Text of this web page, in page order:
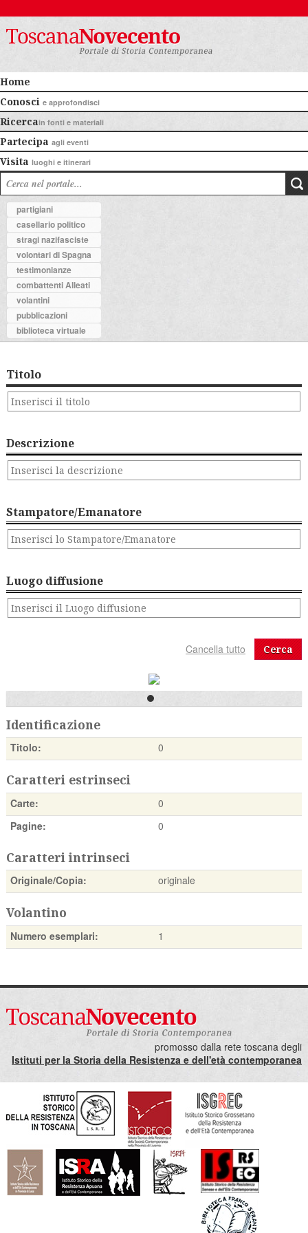
Home
Conosci e approfondisci
Ricercain fonti e materiali
Partecipa agli eventi
Visita luoghi e itinerari
partigiani
casellario politico
stragi nazifasciste
volontari di Spagna
testimonianze
combattenti Alleati
volantini
pubblicazioni
biblioteca virtuale
Titolo
Descrizione
Stampatore/Emanatore
Luogo diffusione
Cerca
Identificazione
Titolo: 0
Caratteri estrinseci
Carte:
0
Pagine:
0
Caratteri intrinseci
Originale/Copia: originale
Volantino
Numero esemplari: 1
promosso dalla rete toscana degli
Istituti per la Storia della Resistenza e dell'età contemporanea